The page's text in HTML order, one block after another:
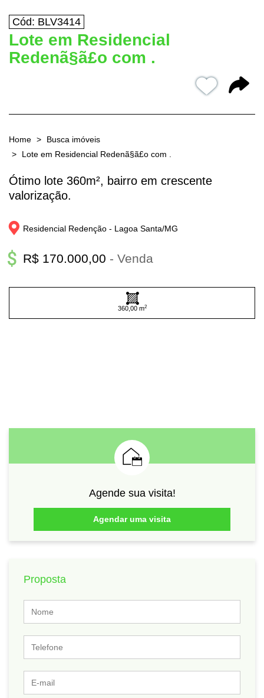
Cód: BLV3414
Lote em Residencial
Redenã§ã£o com .
Home
Busca imóveis
Lote em Residencial Redenã§ã£o com .
Ótimo lote 360m², bairro em crescente
valorização.
Residencial Redenção - Lagoa Santa/MG
R$ 170.000,00 - Venda
360,00 m2
Agende sua visita!
Agendar uma visita
Proposta
mail